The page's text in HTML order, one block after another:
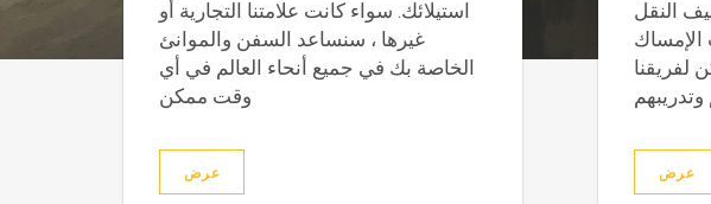
استيلائك. سواء كانت علامتنا التجارية أو
غيرها ، سنساعد السفن والموانئ
الخاصة بك في جميع أنحاء العالم في أي
وقت ممكن
عرض
النقل
الإمساك
لفريقنا
عرض